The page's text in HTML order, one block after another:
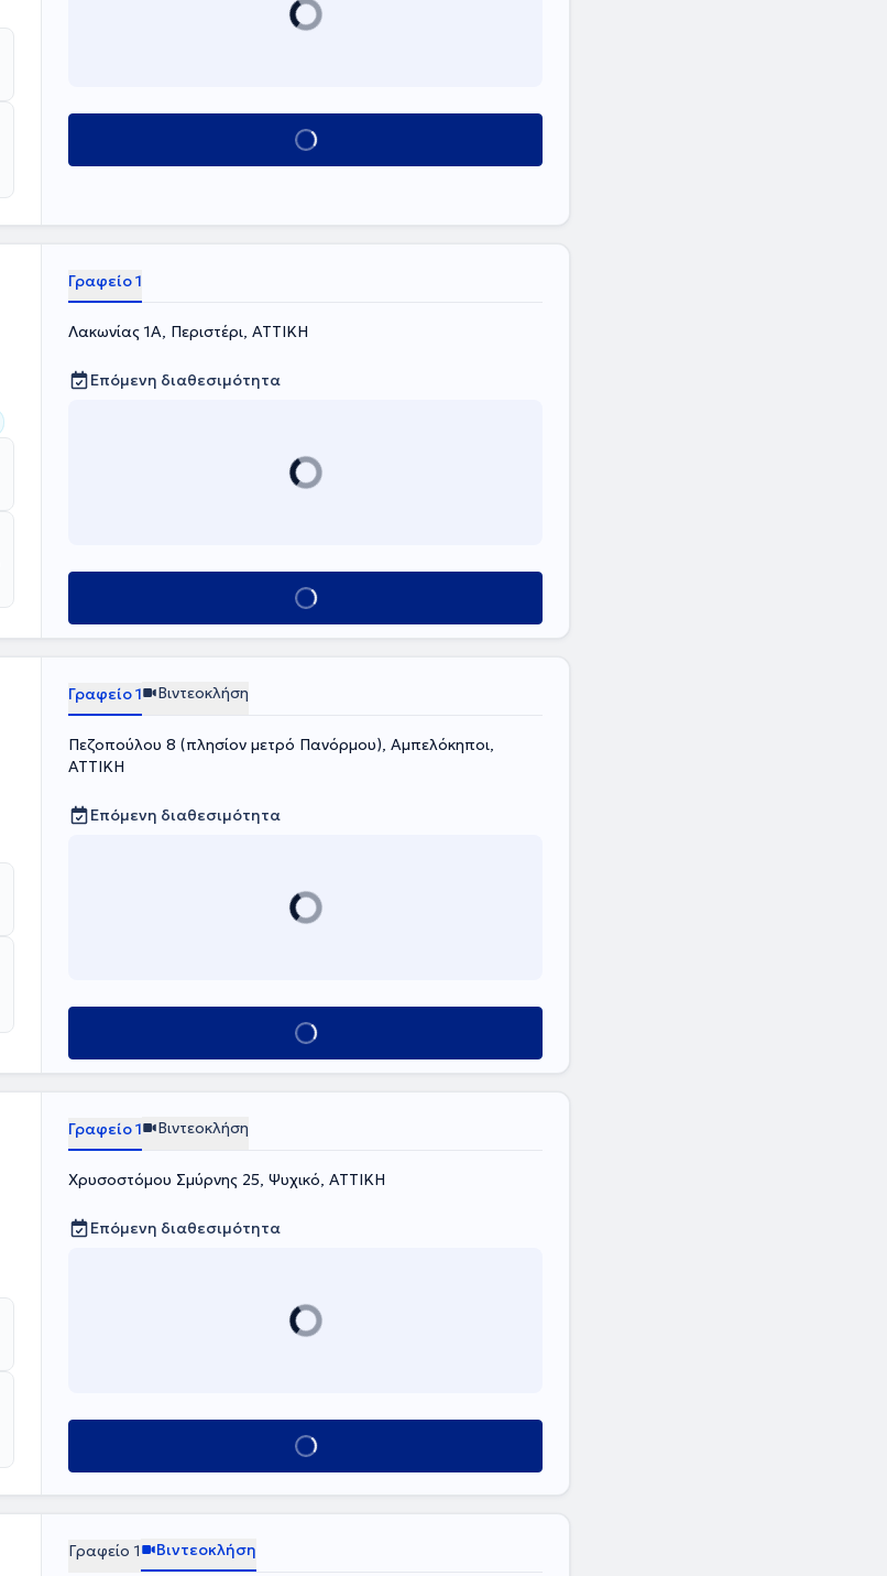
Κλείσε ραντεβού
Γραφείο 1
Λακωνίας 1Α, Περιστέρι, ΑΤΤΙΚΗ
Επόμενη διαθεσιμότητα
Κλείσε ραντεβού
Γραφείο 1 Βιντεοκλήση
Πεζοπούλου 8 (πλησίον μετρό Πανόρμου), Αμπελόκηποι,
ΑΤΤΙΚΗ
Επόμενη διαθεσιμότητα
Κλείσε ραντεβού
Γραφείο 1 Βιντεοκλήση
Χρυσοστόμου Σμύρνης 25, Ψυχικό, ΑΤΤΙΚΗ
Επόμενη διαθεσιμότητα
Κλείσε ραντεβού
Γραφείο 1 Βιντεοκλήση